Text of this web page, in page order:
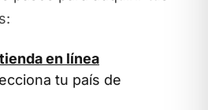
en línea
tu país de